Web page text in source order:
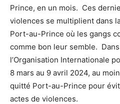
Prince, en un mois. Ces
violences se multiplient dans
Port-au-Prince où les gangs
comme bon leur semble.
l’Organisation Internationale
8 mars au 9 avril 2024, au
quitté Port-au-Prince pour
actes de violences.